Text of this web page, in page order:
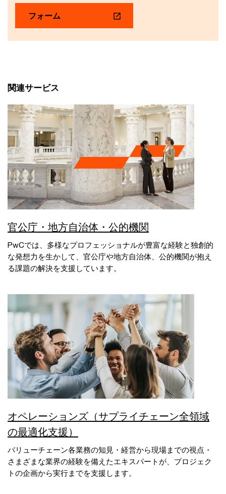
フォーム
関連サービス
官公庁・地方自治体・公的機関
PwCでは、多様なプロフェッショナルが豊富な経験と独創的
な発想力を生かして、官公庁や地方自治体、公的機関が抱え
る課題の解決を支援しています。
オペレーションズ（サプライチェーン全領域
の最適化支援）
バリューチェーン各業務の知見・経営から現場までの視点・
さまざまな業界の経験を備えたエキスパートが、プロジェク
トの企画から実行までを支援します。